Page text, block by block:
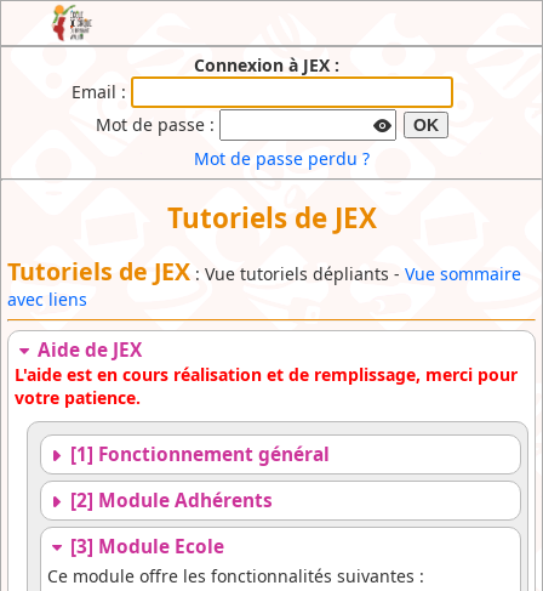
JEX : l'Extranet de l'Ecole de Cirque du
Connexion à JEX :
Email :
Mot de passe :
OK
Mot de passe perdu ?
Tutoriels de JEX
Tutoriels de JEX : Vue tutoriels dépliants - Vue sommaire
avec liens
Aide de JEX
L'aide est en cours réalisation et de remplissage, merci pour
votre patience.
[1] Fonctionnement général
[2] Module Adhérents
[3] Module Ecole
Ce module offre les fonctionnalités suivantes :